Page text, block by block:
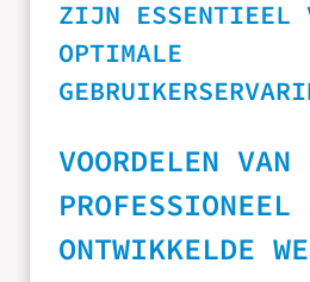
ZIJN ESSENTIEEL
OPTIMALE
VOORDELEN VAN
PROFESSIONEEL
ONTWIKKELDE